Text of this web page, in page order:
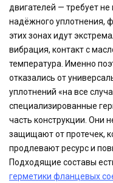
двигателей — требует
надёжного уплотнения,
этих зонах идут
вибрация, контакт с
температура. Именно
отказались от
уплотнений «на все
специализированные
часть конструкции. Они
защищают от протечек,
продлевают ресурс и
Подходящие составы
герметики фланцевых